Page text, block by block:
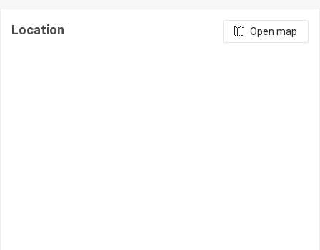
Location Open map